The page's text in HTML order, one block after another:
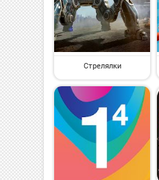
Стрелялки